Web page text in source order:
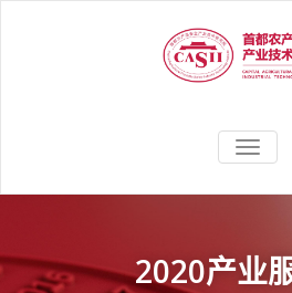
聚焦
2020产业